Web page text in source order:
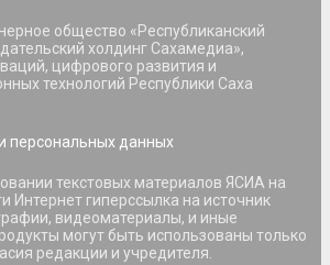
общество «Республиканский
холдинг Сахамедиа»,
цифрового развития и
технологий Республики Саха
персональных данных
текстовых материалов ЯСИА на
Интернет гиперссылка на источник
видеоматериалы, и иные
могут быть использованы только
редакции и учредителя.